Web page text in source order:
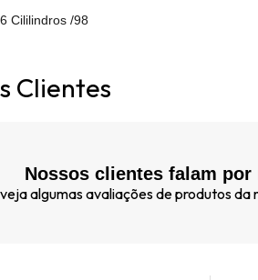
Cililindros /98
Clientes
Nossos clientes falam por
veja algumas avaliações de produtos da